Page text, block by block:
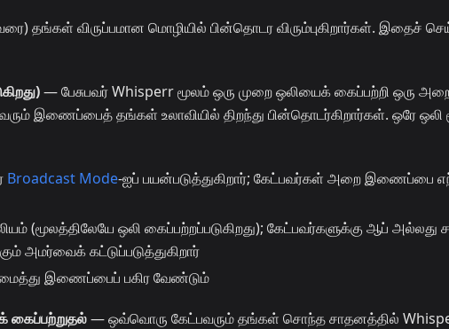
தங்கள் விருப்பமான மொழியில் பின்தொடர விரும்புகிறார்கள். இதைச்
— பேசுபவர் Whisperr மூலம் ஒரு முறை ஒலியைக் கைப்பற்றி ஒரு
இணைப்பைத் தங்கள் உலாவியில் திறந்து பின்தொடர்கிறார்கள். ஒரே ஒலி
Broadcast Mode-ஐப் பயன்படுத்துகிறார்; கேட்பவர்கள் அறை இணைப்பை
(மூலத்திலேயே ஒலி கைப்பற்றப்படுகிறது); கேட்பவர்களுக்கு ஆப் அல்லது
அமர்வைக் கட்டுப்படுத்துகிறார்
இணைப்பைப் பகிர வேண்டும்
கைப்பற்றுதல்— ஒவ்வொரு கேட்பவரும் தங்கள் சொந்த சாதனத்தில்